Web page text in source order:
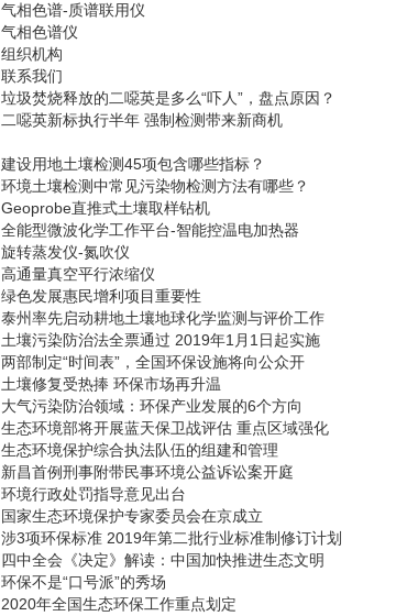
气相色谱-质谱联用仪
气相色谱仪
组织机构
联系我们
垃圾焚烧释放的二噁英是多么“吓人”，盘点原因？
二噁英新标执行半年 强制检测带来新商机
建设用地土壤检测45项包含哪些指标？
环境土壤检测中常见污染物检测方法有哪些？
Geoprobe直推式土壤取样钻机
全能型微波化学工作平台-智能控温电加热器
旋转蒸发仪-氮吹仪
高通量真空平行浓缩仪
绿色发展惠民增利项目重要性
泰州率先启动耕地土壤地球化学监测与评价工作
土壤污染防治法全票通过 2019年1月1日起实施
两部制定“时间表”，全国环保设施将向公众开
土壤修复受热捧 环保市场再升温
大气污染防治领域：环保产业发展的6个方向
生态环境部将开展蓝天保卫战评估 重点区域强化
生态环境保护综合执法队伍的组建和管理
新昌首例刑事附带民事环境公益诉讼案开庭
环境行政处罚指导意见出台
国家生态环境保护专家委员会在京成立
涉3项环保标准 2019年第二批行业标准制修订计划
四中全会《决定》解读：中国加快推进生态文明
环保不是“口号派”的秀场
2020年全国生态环保工作重点划定